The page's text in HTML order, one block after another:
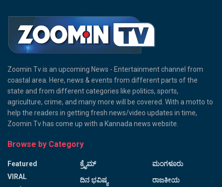
Zoomin Tv is an upcoming News - Entertainment channel from
coastal area. Here, news & events from different parts of the
state and from different categories like politics, sports,
agriculture, crime, and many more will be covered. With a motto to
help the readers in getting fresh news/video updates in time,
Zoomin Tv has come up with a Kannada news website.
Browse by Category
Featured
VIRAL
ಕ್ರೈಮ್
ದಿನ ಭವಿಷ್ಯ
ಮಂಗಳೂರು
ರಾಜಕೀಯ